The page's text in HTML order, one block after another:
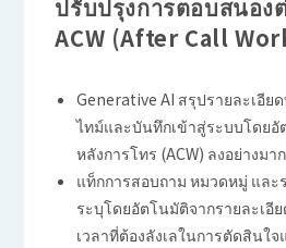
ปรับปรุงการตอบสนอง
ACW (After Call
Generative AI สรุปรายละเอี
ไทม์และบันทึกเข้าสู่ระบบโดยอั
หลังการโทร (ACW) ลงอย่างมาก
แท็กการสอบถาม หมวดหมู่ และ
ระบุโดยอัตโนมัติจากรายละเ
เวลาที่ต้องลังเลในการตัดสินใ